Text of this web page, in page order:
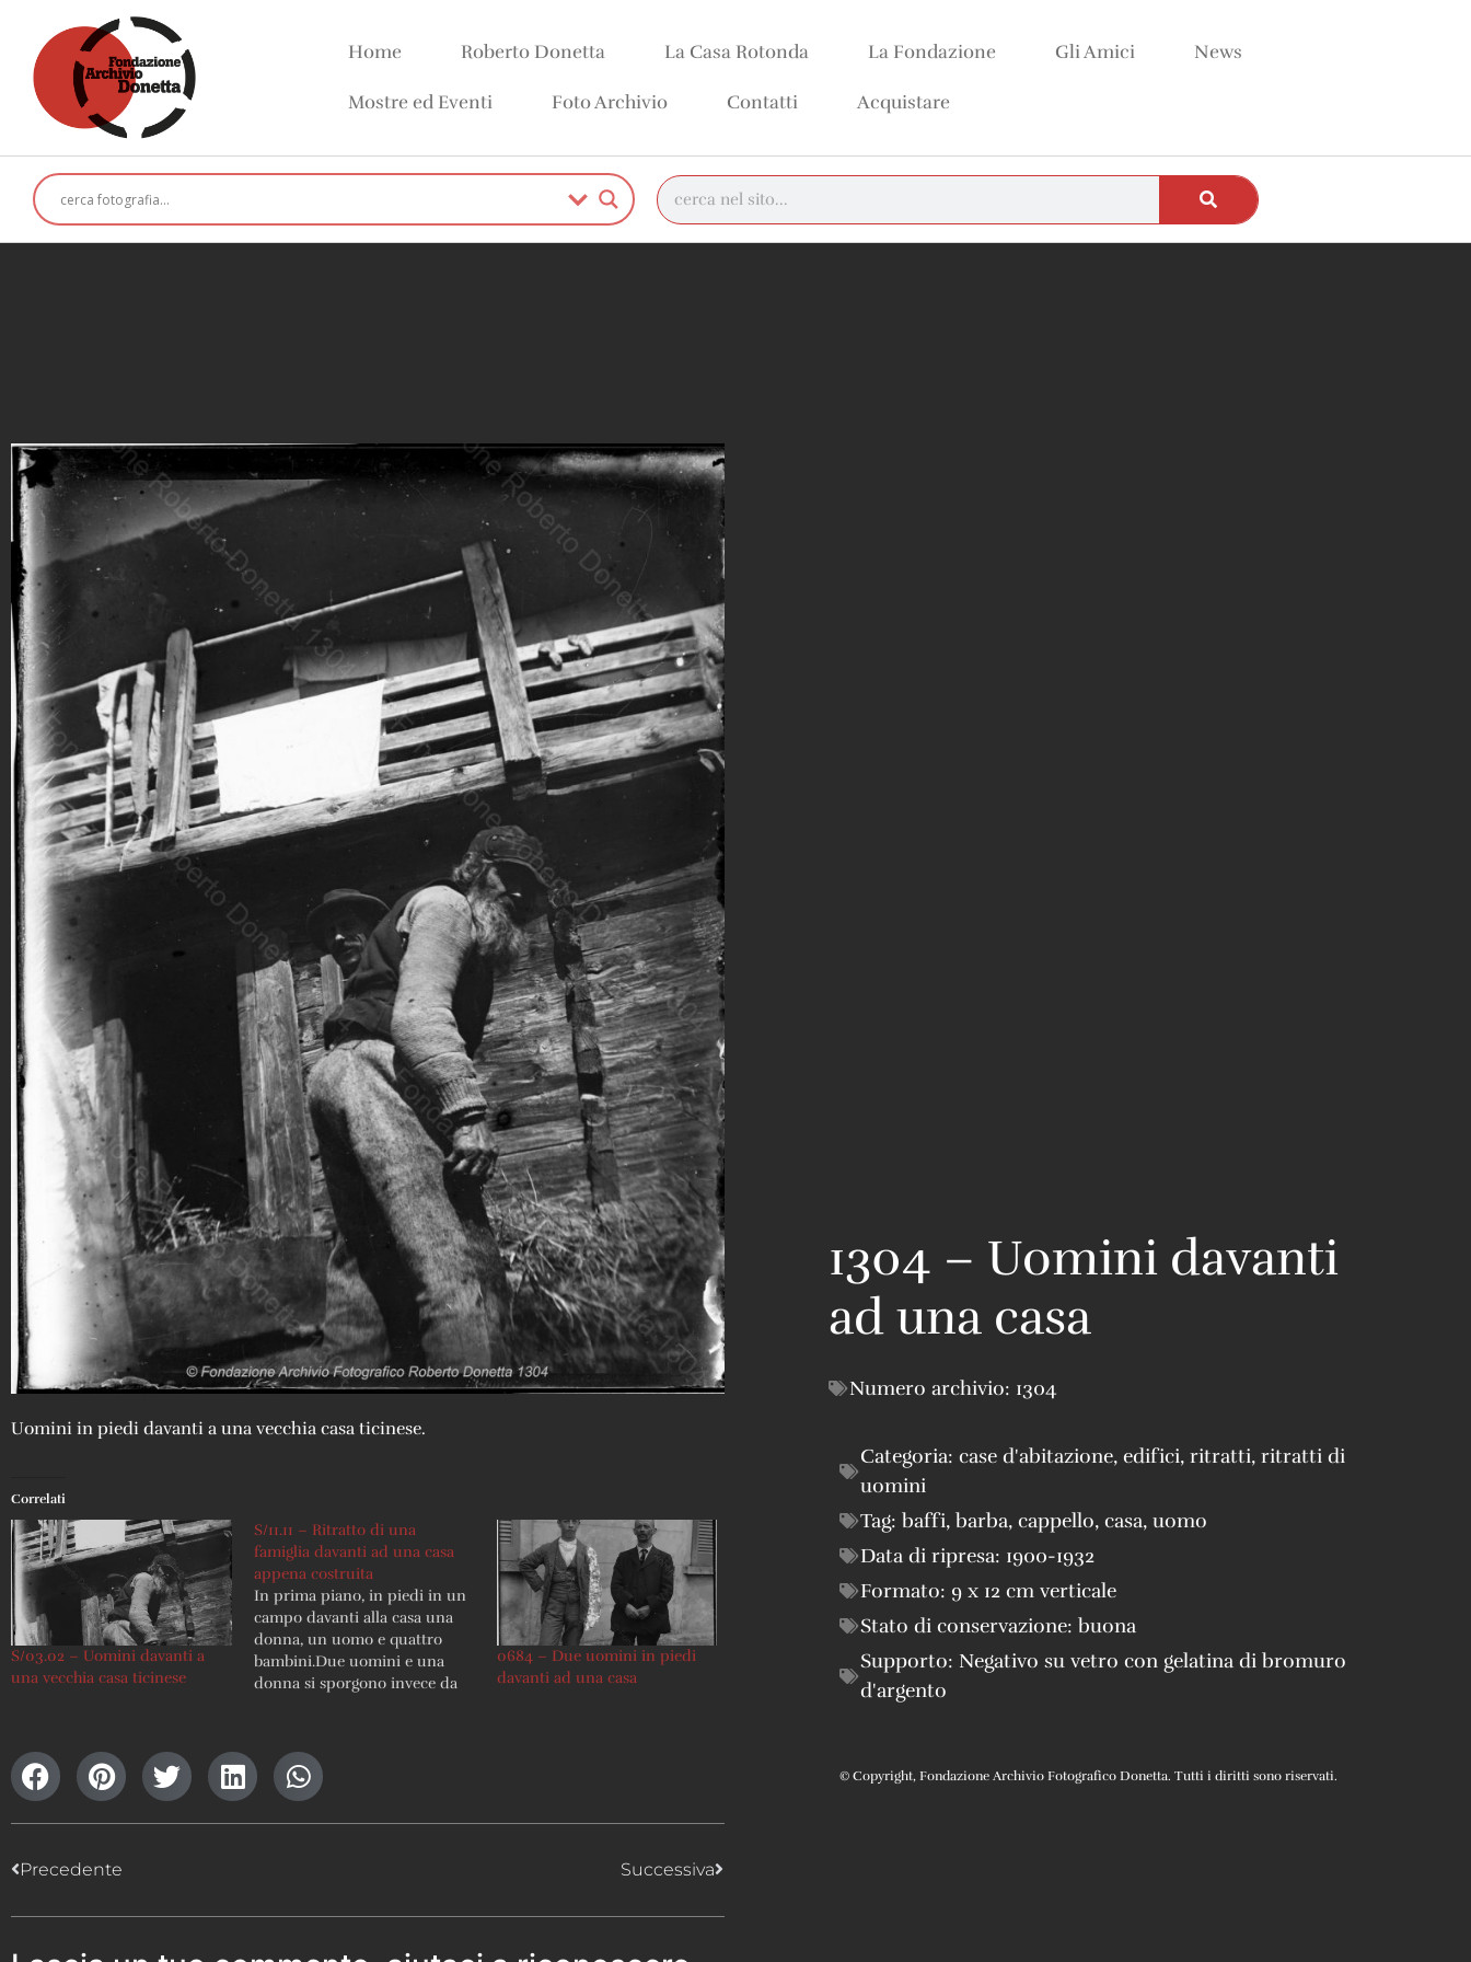
Home Roberto Donetta La Casa Rotonda La Fondazione Gli Amici News
Mostre ed Eventi Foto Archivio Contatti Acquistare
Uomini in piedi davanti a una vecchia casa ticinese.
Correlati
S/03.02 – Uomini davanti a
una vecchia casa ticinese
S/11.11 – Ritratto di una
famiglia davanti ad una casa
appena costruita
In prima piano, in piedi in un
campo davanti alla casa una
donna, un uomo e quattro
bambini.Due uomini e una
donna si sporgono invece da
esistente ; stampa visionabile
in loco
0684 – Due uomini in piedi
davanti ad una casa
Precedente Successiva
1304 – Uomini davanti
ad una casa
Numero archivio: 1304
Categoria: case d'abitazione, edifici, ritratti, ritratti di
uomini
Tag: baffi, barba, cappello, casa, uomo
Data di ripresa: 1900-1932
Formato: 9 x 12 cm verticale
Stato di conservazione: buona
Supporto: Negativo su vetro con gelatina di bromuro
d'argento
© Copyright, Fondazione Archivio Fotografico Donetta. Tutti i diritti sono riservati.